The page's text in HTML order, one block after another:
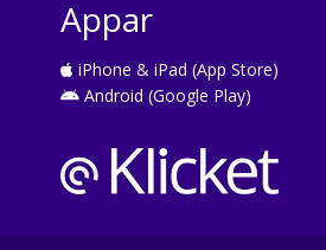
Appar
iPhone & iPad (App Store)
Android (Google Play)